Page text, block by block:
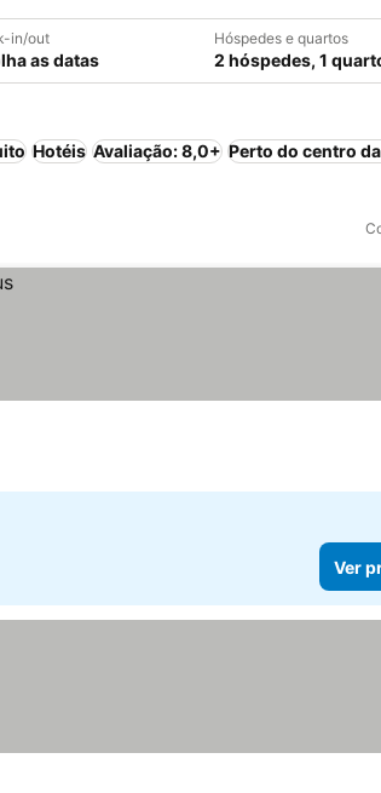
in/out
as datas
Hóspedes e quartos
2 hóspedes, 1
Hotéis Avaliação: 8,0+ Perto do centro
Ver